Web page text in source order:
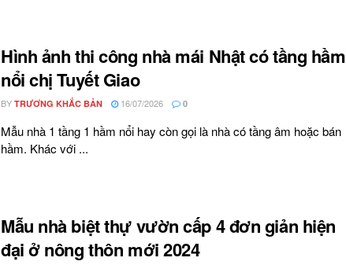
Hình ảnh thi công nhà mái Nhật có tầng hầm
nổi chị Tuyết Giao
BY TRƯƠNG KHẮC BẢN 16/07/2026 0
Mẫu nhà 1 tầng 1 hầm nổi hay còn gọi là nhà có tầng âm hoặc bán
hầm. Khác với ...
Mẫu nhà biệt thự vườn cấp 4 đơn giản hiện
đại ở nông thôn mới 2024